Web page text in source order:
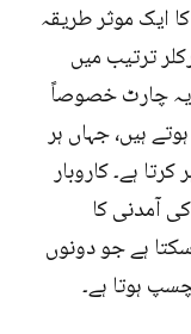
ایک موثر طریقہ
ترتیب میں
یہ چارٹ خصوصاً
ہیں، جہاں ہر
ہے۔ کاروبار
آمدنی کا
ہے جو دونوں
ہوتا ہے۔